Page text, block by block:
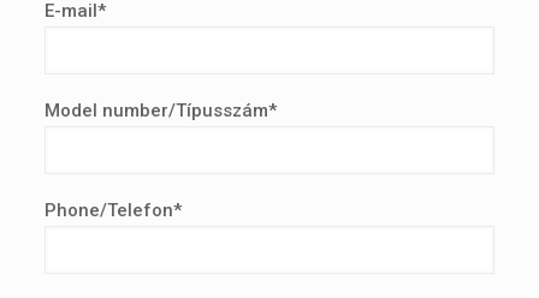
E-mail*
Model number/Típusszám*
Phone/Telefon*